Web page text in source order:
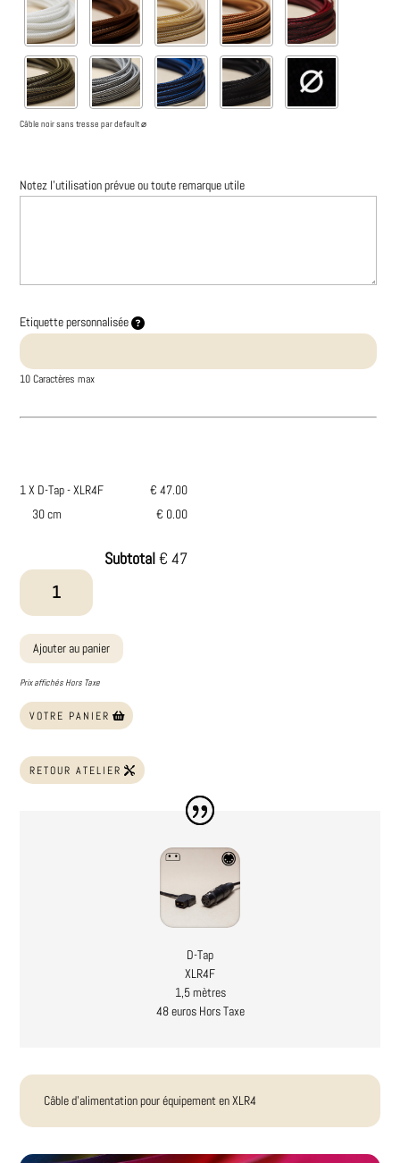
Câble noir sans tresse par default ⌀
Notez l'utilisation prévue ou toute remarque utile
Etiquette personnalisée
10 Caractères max
1 X D-Tap - XLR4F
€ 47.00
30 cm
€ 0.00
Subtotal€ 47
quantité
D-
Tap
-
XLR4F
Ajouter au panier
Prix affichés Hors Taxe
VOTRE PANIER
RETOUR ATELIER
D-Tap
XLR4F
1,5 mètres
48 euros Hors Taxe
Câble d'alimentation pour équipement en XLR4